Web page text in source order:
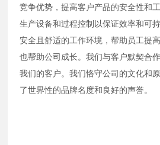
竞争优势，提高客户产品的安全性和
生产设备和过程控制以保证效率和可
安全且舒适的工作环境，帮助员工提
也帮助公司成长。我们与客户默契合
我们的客户。我们恪守公司的文化和
了世界性的品牌名度和良好的声誉。